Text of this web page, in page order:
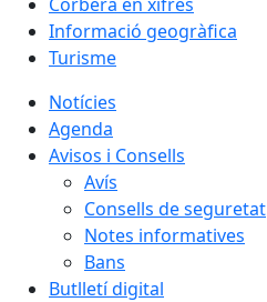
Informació geogràfica
Turisme
Notícies
Agenda
Avisos i Consells
Avís
Consells de seguretat
Notes informatives
Bans
Butlletí digital